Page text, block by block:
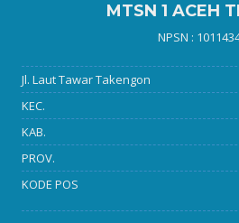
MTSN 1 ACEH
NPSN :
Jl. Laut Tawar Takengon
KEC.
KAB.
PROV.
KODE POS